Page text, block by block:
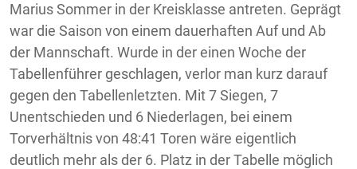
Marius Sommer in der Kreisklasse antreten. Geprägt
war die Saison von einem dauerhaften Auf und Ab
der Mannschaft. Wurde in der einen Woche der
Tabellenführer geschlagen, verlor man kurz darauf
gegen den Tabellenletzten. Mit 7 Siegen, 7
Unentschieden und 6 Niederlagen, bei einem
Torverhältnis von 48:41 Toren wäre eigentlich
deutlich mehr als der 6. Platz in der Tabelle möglich